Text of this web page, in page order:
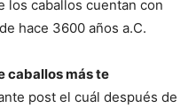
los caballos cuentan con
hace 3600 años a.C.
caballos más te
post el cuál después de